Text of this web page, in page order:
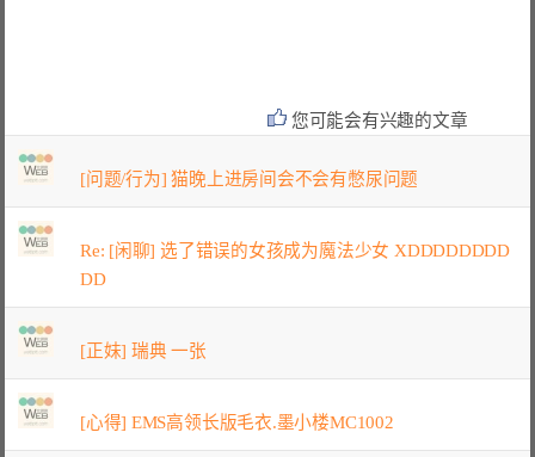
您可能会有兴趣的文章
[问题/行为] 猫晚上进房间会不会有憋尿问题
Re: [闲聊] 选了错误的女孩成为魔法少女 XDDDDDDDD
DD
[正妹] 瑞典 一张
[心得] EMS高领长版毛衣.墨小楼MC1002